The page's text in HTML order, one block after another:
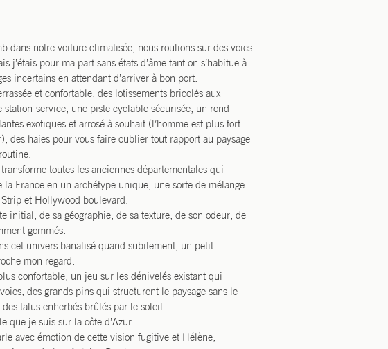
dans notre voiture climatisée, nous roulions sur des voies
j’étais pour ma part sans états d’âme tant on s’habitue à
incertains en attendant d’arriver à bon port.
et confortable, des lotissements bricolés aux
station-service, une piste cyclable sécurisée, un rond-
exotiques et arrosé à souhait (l’homme est plus fort
des haies pour vous faire oublier tout rapport au paysage
toutes les anciennes départementales qui
la France en un archétype unique, une sorte de mélange
et Hollywood boulevard.
initial, de sa géographie, de sa texture, de son odeur, de
gommés.
cet univers banalisé quand subitement, un petit
mon regard.
confortable, un jeu sur les dénivelés existant qui
des grands pins qui structurent le paysage sans le
des talus enherbés brûlés par le soleil…
que je suis sur la côte d’Azur.
avec émotion de cette vision fugitive et Hélène,